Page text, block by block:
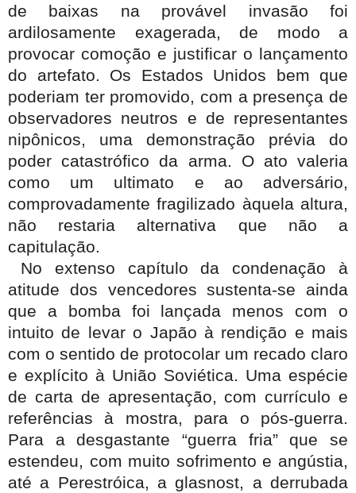
de baixas na provável invasão foi
ardilosamente exagerada, de modo a
provocar comoção e justificar o lançamento
do artefato. Os Estados Unidos bem que
poderiam ter promovido, com a presença de
observadores neutros e de representantes
nipônicos, uma demonstração prévia do
poder catastrófico da arma. O ato valeria
como um ultimato e ao adversário,
comprovadamente fragilizado àquela altura,
não restaria alternativa que não a
capitulação.
No extenso capítulo da condenação à
atitude dos vencedores sustenta-se ainda
que a bomba foi lançada menos com o
intuito de levar o Japão à rendição e mais
com o sentido de protocolar um recado claro
e explícito à União Soviética. Uma espécie
de carta de apresentação, com currículo e
referências à mostra, para o pós-guerra.
Para a desgastante “guerra fria” que se
estendeu, com muito sofrimento e angústia,
até a Perestróica, a glasnost, a derrubada